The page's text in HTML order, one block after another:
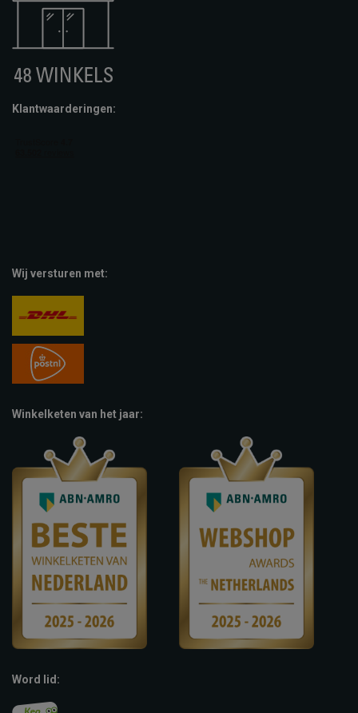
Klantwaarderingen:
Wij versturen met:
Winkelketen van het jaar:
Word lid: